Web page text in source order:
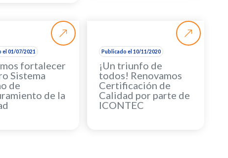
el 01/07/2021
fortalecer
Sistema
de
de la
Publicado el 10/11/2020
¡Un triunfo de
todos! Renovamos
Certificación de
Calidad por parte de
ICONTEC